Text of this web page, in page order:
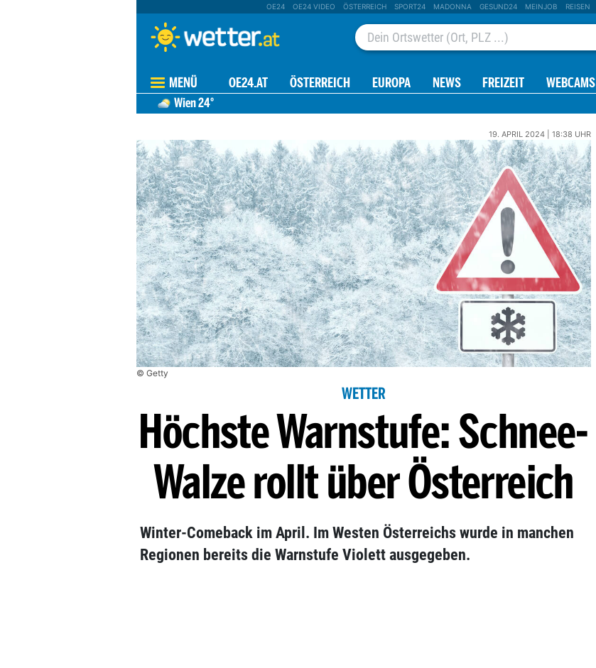
OE24 OE24 VIDEO ÖSTERREICH SPORT24 MADONNA GESUND24 MEINJOB REISEN
MENÜ OE24.AT ÖSTERREICH EUROPA NEWS FREIZEIT WEBCAMS
Wien24°
19. APRIL 2024 | 18:38 UHR
© Getty
WETTER
Höchste Warnstufe: Schnee-
Walze rollt über Österreich
Winter-Comeback im April. Im Westen Österreichs wurde in manchen
Regionen bereits die Warnstufe Violett ausgegeben.